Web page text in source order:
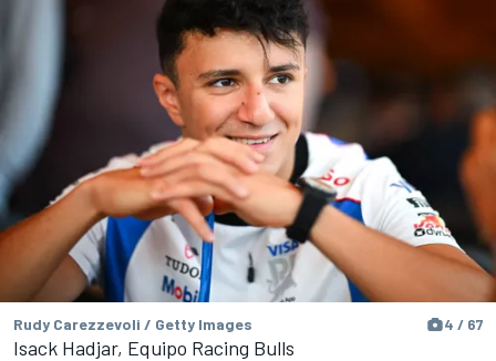
Rudy Carezzevoli / Getty Images 4 / 67
Isack Hadjar, Equipo Racing Bulls